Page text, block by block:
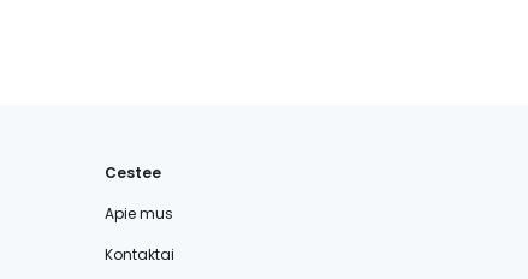
Cestee
Apie mus
Kontaktai